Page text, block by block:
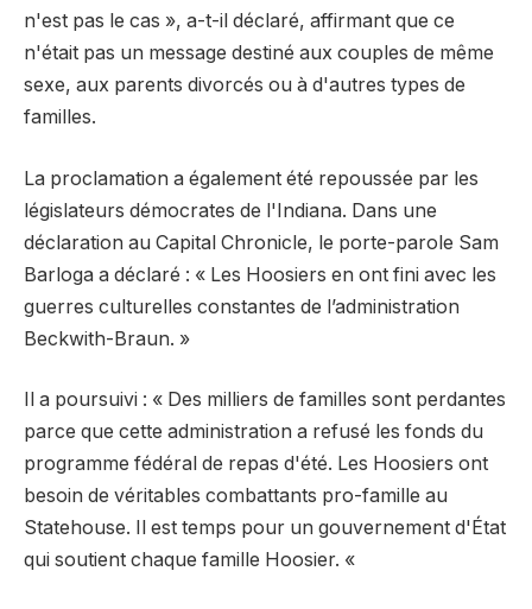
n'est pas le cas », a-t-il déclaré, affirmant que ce
n'était pas un message destiné aux couples de même
sexe, aux parents divorcés ou à d'autres types de
familles.
La proclamation a également été repoussée par les
législateurs démocrates de l'Indiana. Dans une
déclaration au Capital Chronicle, le porte-parole Sam
Barloga a déclaré : « Les Hoosiers en ont fini avec les
guerres culturelles constantes de l’administration
Beckwith-Braun. »
Il a poursuivi : « Des milliers de familles sont perdantes
parce que cette administration a refusé les fonds du
programme fédéral de repas d'été. Les Hoosiers ont
besoin de véritables combattants pro-famille au
Statehouse. Il est temps pour un gouvernement d'État
qui soutient chaque famille Hoosier. «